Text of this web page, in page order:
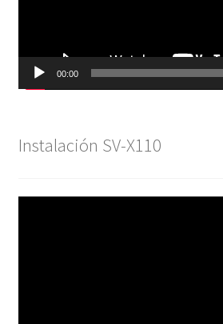
00:00
Instalación SV-X110